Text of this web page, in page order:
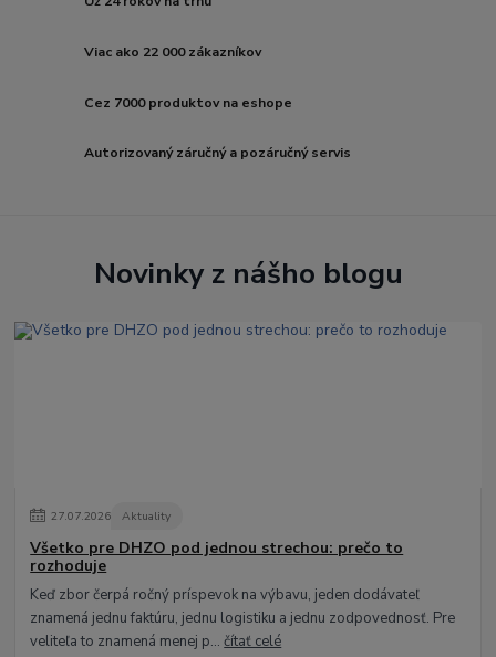
Viac ako 22 000 zákazníkov
Cez 7000 produktov na eshope
Autorizovaný záručný a pozáručný servis
Novinky z nášho blogu
27.07.2026 Aktuality
Všetko pre DHZO pod jednou strechou: prečo to
rozhoduje
Keď zbor čerpá ročný príspevok na výbavu, jeden dodávateľ
znamená jednu faktúru, jednu logistiku a jednu zodpovednosť. Pre
veliteľa to znamená menej p...čítať celé